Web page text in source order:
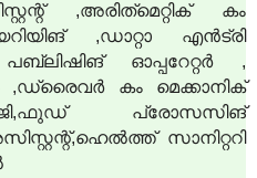
,അരിത്‌മെറ്റിക് കം
,ഡാറ്റാ എന്‍ട്രി
പബ്ലിഷിങ് ഓപ്പറേറ്റര്‍ ,
,ഡ്രൈവര്‍ കം മെക്കാനിക്
പ്രോസസിങ്
സാനിറ്ററി